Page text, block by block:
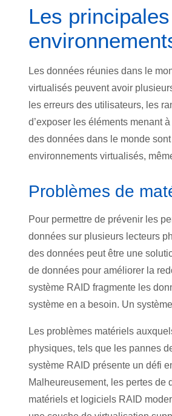
Les
Les données réunies dans le
virtualisés peuvent avoir
les erreurs des utilisateurs, les
d’exposer les éléments menant
des données dans le monde
environnements virtualisés,
Problèmes de
Pour permettre de prévenir les
données sur plusieurs lecteurs
des données peut être une
de données pour améliorer la
système RAID fragmente les
système en a besoin. Un
Les problèmes matériels
physiques, tels que les pannes
système RAID présente un défi
Malheureusement, les pertes de
matériels et logiciels RAID